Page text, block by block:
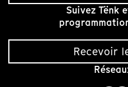
Suivez Tënk
Recevoir